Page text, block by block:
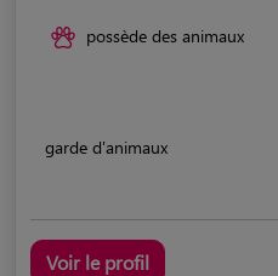
possède des animaux
garde d'animaux
Voir le profil